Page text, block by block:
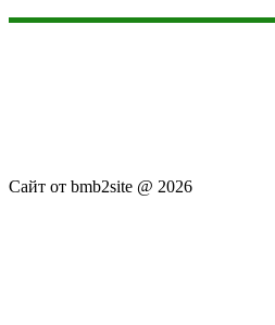
Сайт от bmb2site @ 2026